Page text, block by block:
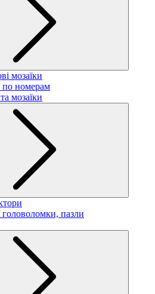
мозаїки
номерам
мозаїки
головоломки, пазли